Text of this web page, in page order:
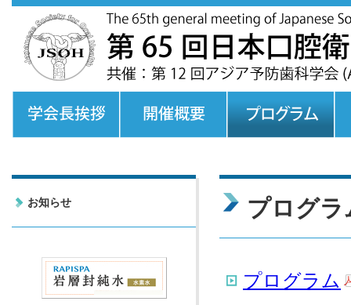
プログラ
プログラム
お知らせ